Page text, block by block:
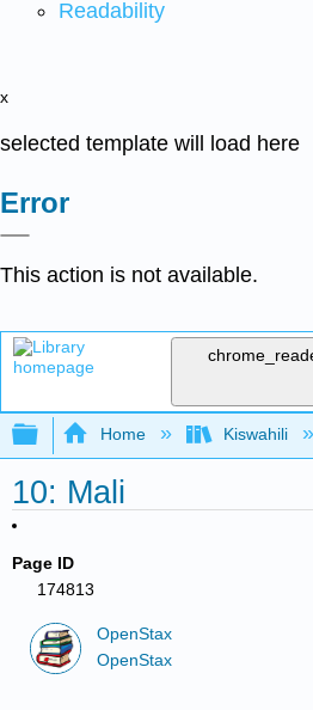
Readability
x
selected template will load here
Error
This action is not available.
Expand/collapse
Home Kiswahili
10: Mali
Page ID
174813
OpenStax
OpenStax